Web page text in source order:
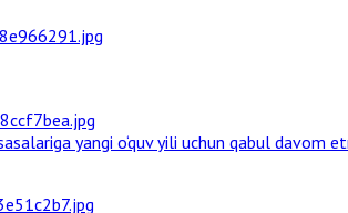
yangi o‘quv yili uchun qabul davom